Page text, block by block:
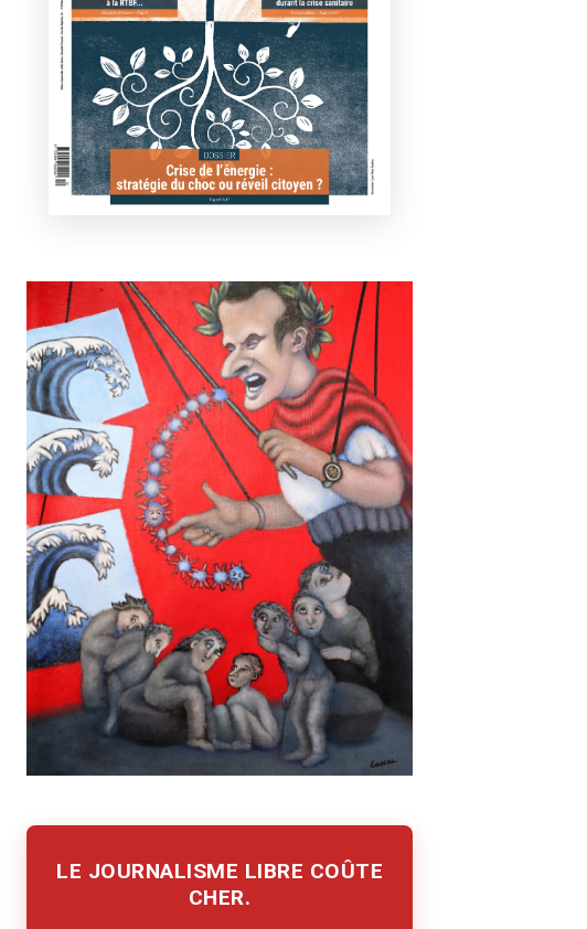
LE JOURNALISME LIBRE COÛTE
CHER.